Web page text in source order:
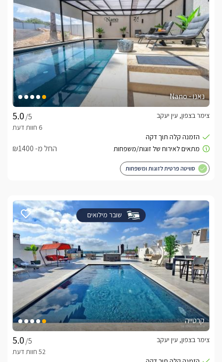
נאנו - Nano
/5
צימר בצפון, עין יעקב
החל מ- ₪1400
סוויטה פרטית לזוגות ומשפחות
שובר מילואים
קרטייה
/5
צימר בצפון, עין יעקב